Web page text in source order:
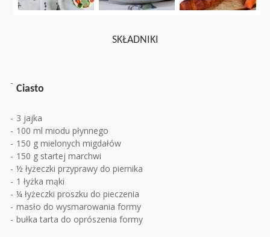
SKŁADNIKI
Ciasto
3 jajka
100 ml miodu płynnego
150 g mielonych migdałów
150 g startej marchwi
½ łyżeczki przyprawy do piernika
1 łyżka mąki
¼ łyżeczki proszku do pieczenia
masło do wysmarowania formy
bułka tarta do oprószenia formy